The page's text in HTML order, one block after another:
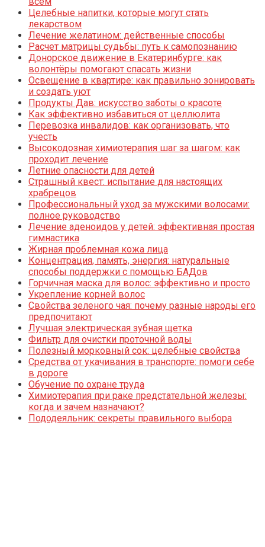
Целебные напитки, которые могут стать
лекарством
Лечение желатином: действенные способы
Расчет матрицы судьбы: путь к самопознанию
Донорское движение в Екатеринбурге: как
волонтёры помогают спасать жизни
Освещение в квартире: как правильно зонировать
и создать уют
Продукты Дав: искусство заботы о красоте
Как эффективно избавиться от целлюлита
Перевозка инвалидов: как организовать, что
учесть
Высокодозная химиотерапия шаг за шагом: как
проходит лечение
Летние опасности для детей
Страшный квест: испытание для настоящих
храбрецов
Профессиональный уход за мужскими волосами:
полное руководство
Лечение аденоидов у детей: эффективная простая
гимнастика
Жирная проблемная кожа лица
Концентрация, память, энергия: натуральные
способы поддержки с помощью БАДов
Горчичная маска для волос: эффективно и просто
Укрепление корней волос
Свойства зеленого чая: почему разные народы его
предпочитают
Лучшая электрическая зубная щетка
Фильтр для очистки проточной воды
Полезный морковный сок: целебные свойства
Средства от укачивания в транспорте: помоги себе
в дороге
Обучение по охране труда
Химиотерапия при раке предстательной железы:
когда и зачем назначают?
Пододеяльник: секреты правильного выбора